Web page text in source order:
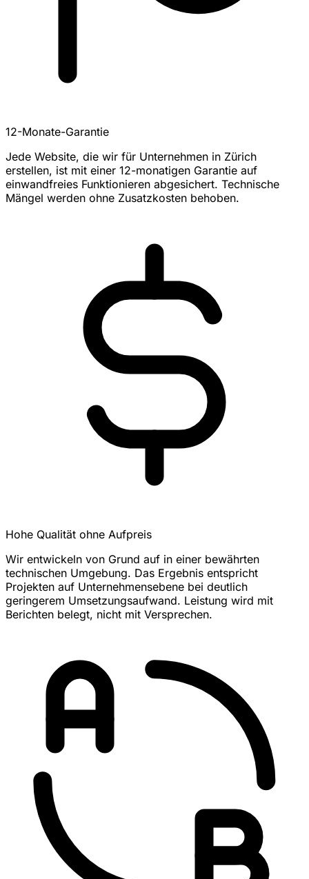
12-Monate-Garantie
Jede Website, die wir für Unternehmen in Zürich
erstellen, ist mit einer 12-monatigen Garantie auf
einwandfreies Funktionieren abgesichert. Technische
Mängel werden ohne Zusatzkosten behoben.
Hohe Qualität ohne Aufpreis
Wir entwickeln von Grund auf in einer bewährten
technischen Umgebung. Das Ergebnis entspricht
Projekten auf Unternehmensebene bei deutlich
geringerem Umsetzungsaufwand. Leistung wird mit
Berichten belegt, nicht mit Versprechen.